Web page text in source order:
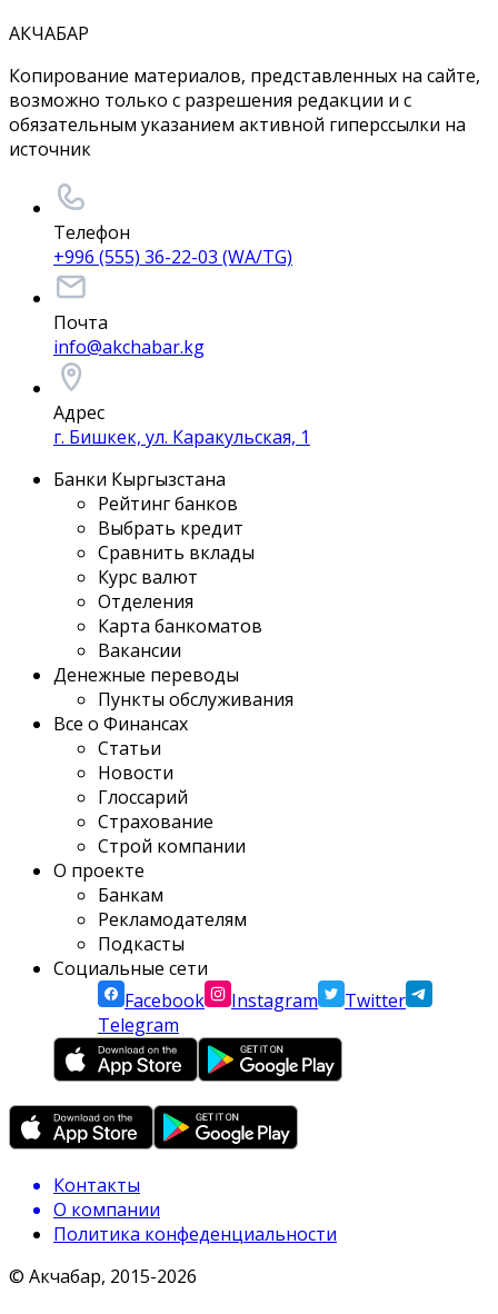
АКЧАБАР
Копирование материалов, представленных на сайте,
возможно только с разрешения редакции и с
обязательным указанием активной гиперссылки на
источник
Телефон
+996 (555) 36-22-03 (WA/TG)
Почта
info@akchabar.kg
Адрес
г. Бишкек, ул. Каракульская, 1
Банки Кыргызстана
Рейтинг банков
Выбрать кредит
Сравнить вклады
Курс валют
Отделения
Карта банкоматов
Вакансии
Денежные переводы
Пункты обслуживания
Все о Финансах
Статьи
Новости
Глоссарий
Страхование
Строй компании
О проекте
Банкам
Рекламодателям
Подкасты
Социальные сети
Facebook
Instagram
Twitter
Telegram
Контакты
О компании
Политика конфеденциальности
© Акчабар, 2015-2026